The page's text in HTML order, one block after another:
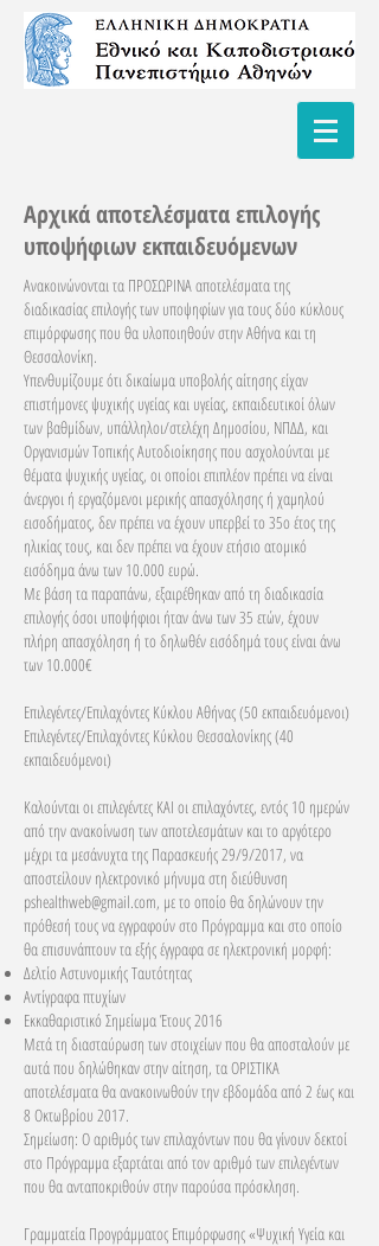
Αρχικά αποτελέσματα επιλογής
υποψήφιων εκπαιδευόμενων
Ανακοινώνονται τα ΠΡΟΣΩΡΙΝΑ αποτελέσματα της
διαδικασίας επιλογής των υποψηφίων για τους δύο κύκλους
επιμόρφωσης που θα υλοποιηθούν στην Αθήνα και τη
Θεσσαλονίκη.
Υπενθυμίζουμε ότι δικαίωμα υποβολής αίτησης είχαν
επιστήμονες ψυχικής υγείας και υγείας, εκπαιδευτικοί όλων
των βαθμίδων, υπάλληλοι/στελέχη Δημοσίου, ΝΠΔΔ, και
Οργανισμών Τοπικής Αυτοδιοίκησης που ασχολούνται με
θέματα ψυχικής υγείας, οι οποίοι επιπλέον πρέπει να είναι
άνεργοι ή εργαζόμενοι μερικής απασχόλησης ή χαμηλού
εισοδήματος, δεν πρέπει να έχουν υπερβεί το 35ο έτος της
ηλικίας τους, και δεν πρέπει να έχουν ετήσιο ατομικό
εισόδημα άνω των 10.000 ευρώ.
Με βάση τα παραπάνω, εξαιρέθηκαν από τη διαδικασία
επιλογής όσοι υποψήφιοι ήταν άνω των 35 ετών, έχουν
πλήρη απασχόληση ή το δηλωθέν εισόδημά τους είναι άνω
των 10.000€
Επιλεγέντες/Επιλαχόντες Κύκλου Αθήνας (50 εκπαιδευόμενοι)
Επιλεγέντες/Επιλαχόντες Κύκλου Θεσσαλονίκης (40
εκπαιδευόμενοι)
Καλούνται οι επιλεγέντες ΚΑΙ οι επιλαχόντες, εντός 10 ημερών
από την ανακοίνωση των αποτελεσμάτων και το αργότερο
μέχρι τα μεσάνυχτα της Παρασκευής 29/9/2017, να
αποστείλουν ηλεκτρονικό μήνυμα στη διεύθυνση
pshealthweb@gmail.com, με το οποίο θα δηλώνουν την
πρόθεσή τους να εγγραφούν στο Πρόγραμμα και στο οποίο
θα επισυνάπτουν τα εξής έγγραφα σε ηλεκτρονική μορφή:
Δελτίο Αστυνομικής Ταυτότητας
Αντίγραφα πτυχίων
Εκκαθαριστικό Σημείωμα Έτους 2016
Μετά τη διασταύρωση των στοιχείων που θα αποσταλούν με
αυτά που δηλώθηκαν στην αίτηση, τα ΟΡΙΣΤΙΚΑ
αποτελέσματα θα ανακοινωθούν την εβδομάδα από 2 έως και
8 Οκτωβρίου 2017.
Σημείωση: Ο αριθμός των επιλαχόντων που θα γίνουν δεκτοί
στο Πρόγραμμα εξαρτάται από τον αριθμό των επιλεγέντων
που θα ανταποκριθούν στην παρούσα πρόσκληση.
Γραμματεία Προγράμματος Επιμόρφωσης «Ψυχική Υγεία και